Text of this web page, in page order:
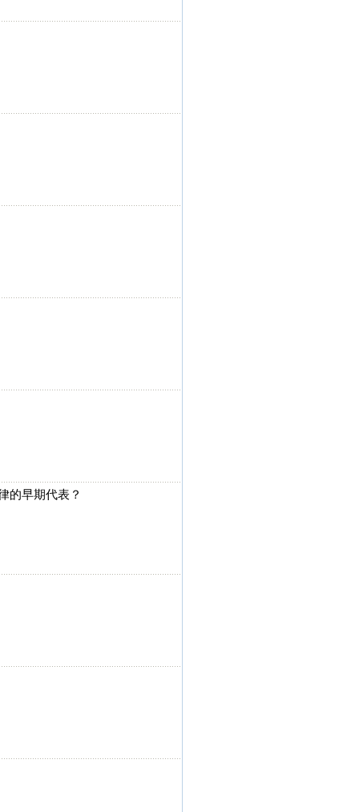
的早期代表？